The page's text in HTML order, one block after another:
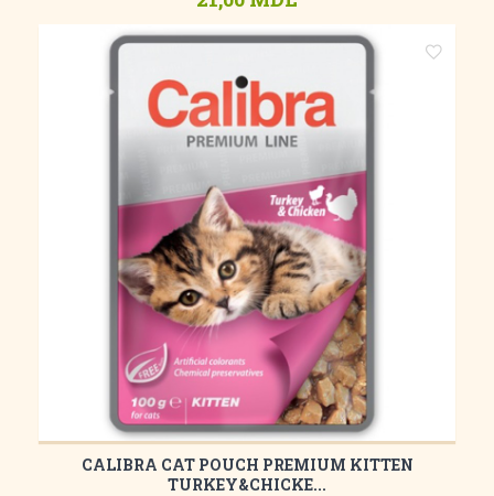
CALIBRA CAT POUCH PREMIUM KITTEN
TURKEY&CHICKE...